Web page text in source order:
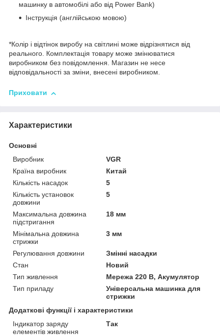
машинку в автомобілі або від Power Bank)
Інструкція (англійською мовою)
*Колір і відтінок виробу на світлині може відрізнятися від
реального. Комплектація товару може змінюватися
виробником без повідомлення. Магазин не несе
відповідальності за зміни, внесені виробником.
Приховати
Характеристики
Основні
Виробник
VGR
Країна виробник
Китай
Кількість насадок
5
Кількість установок
довжини
5
Максимальна довжина
підстригання
18 мм
Мінімальна довжина
стрижки
3 мм
Регулювання довжини
Змінні насадки
Стан
Новий
Тип живлення
Мережа 220 В, Акумулятор
Тип приладу
Універсальна машинка для
стрижки
Додаткові функції і характеристики
Індикатор заряду
елементів живлення
Так